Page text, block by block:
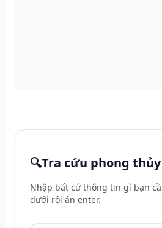
🔍Tra cứu phong thủy
Nhập bất cứ thông tin gì bạn
dưới rồi ấn enter.